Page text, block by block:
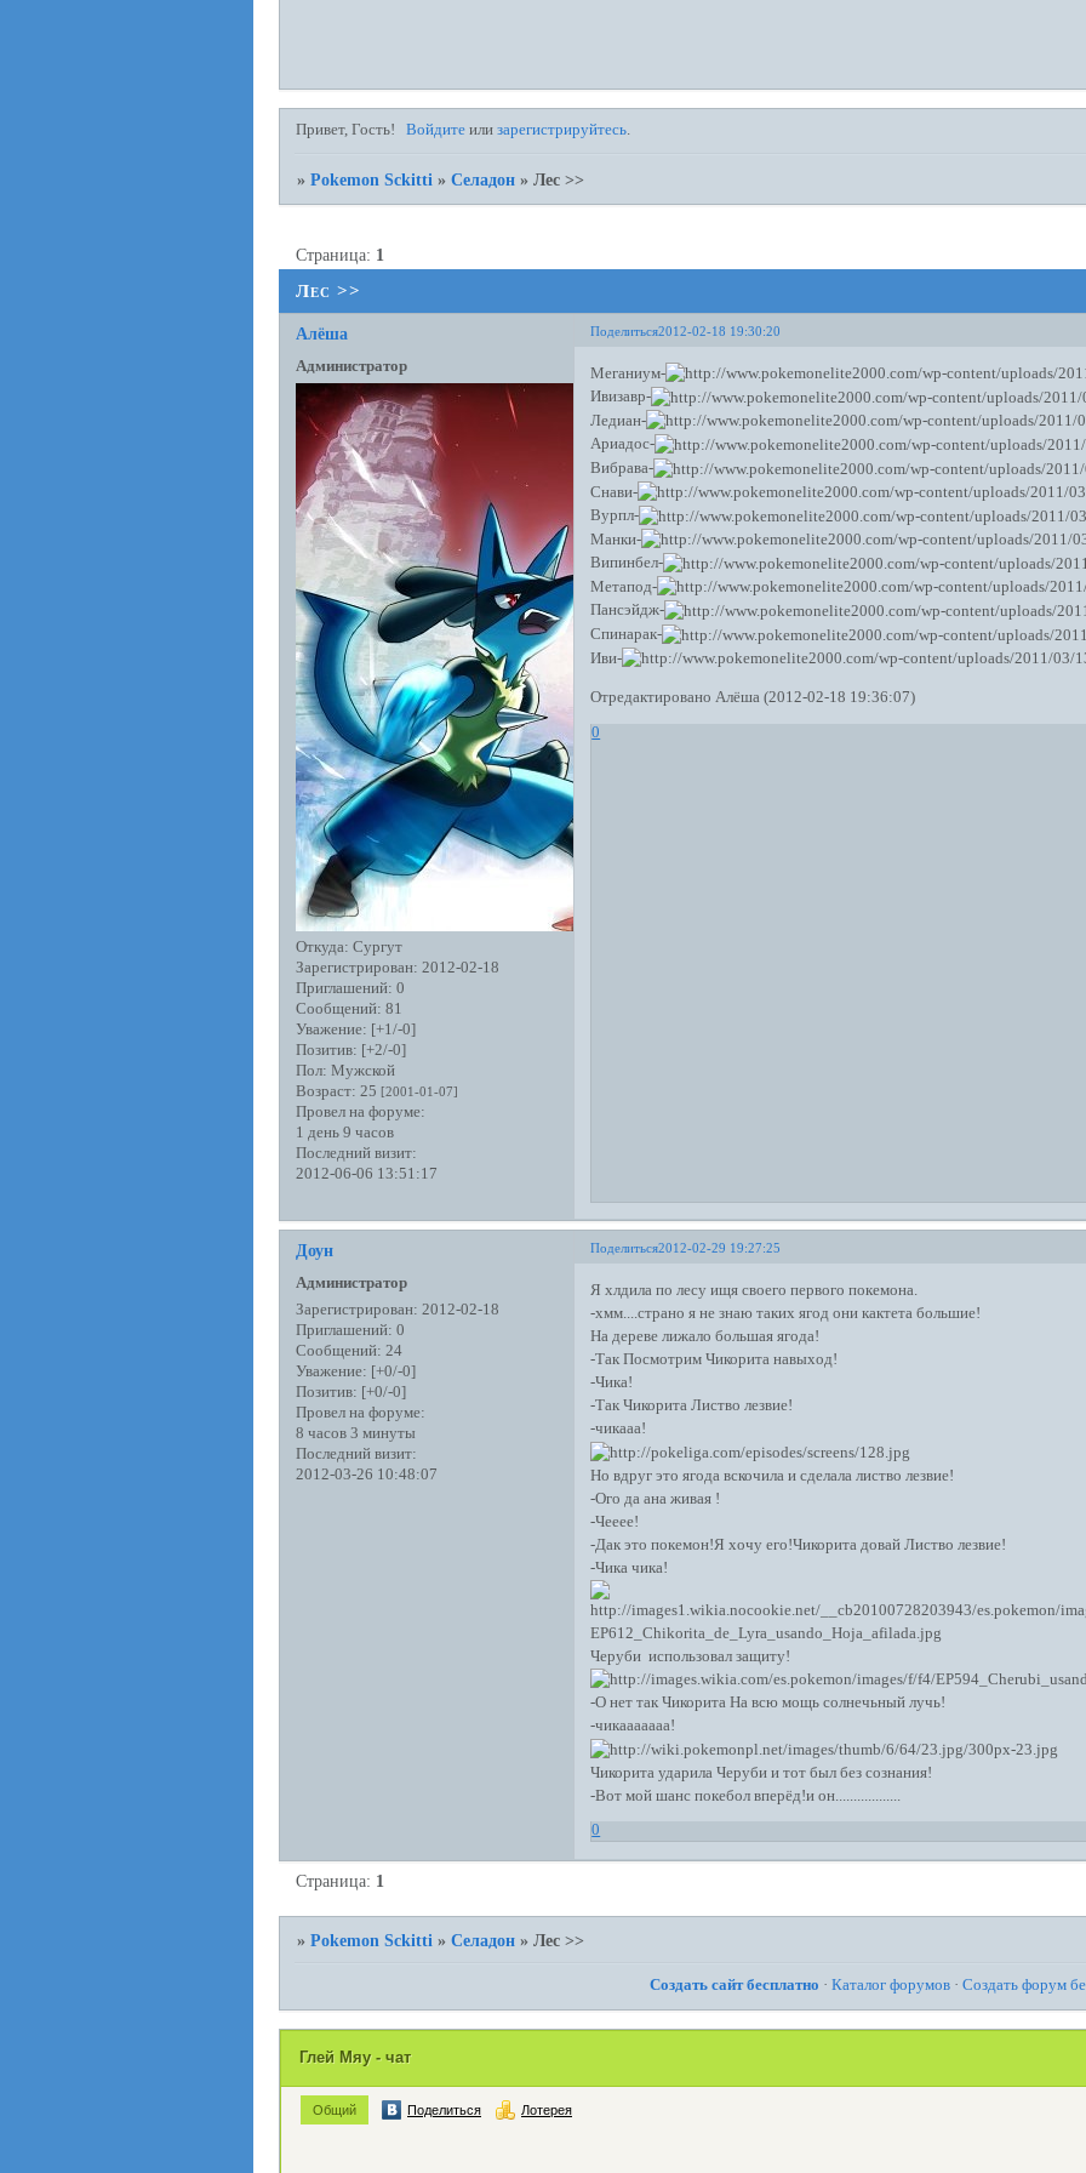
Привет, Гость! Войдите илизарегистрируйтесь.
»Pokemon Sckitti »Селадон »Лес >>
Лес >>
Страница: 1
Поделиться2012-02-18 19:30:20
Алёша
Администратор
Откуда: Сургут
Зарегистрирован: 2012-02-18
Приглашений: 0
Сообщений: 81
Уважение: [+1/-0]
Позитив: [+2/-0]
Пол: Мужской
Возраст: 25 [2001-01-07]
Провел на форуме:
1 день 9 часов
Последний визит:
2012-06-06 13:51:17
Меганиум-
Ивизавр-
Ледиан-
Ариадос-
Вибрава-
Снави-
Вурпл-
Манки-
Випинбел-
Метапод-
Пансэйдж-
Спинарак-
Иви-
Отредактировано Алёша (2012-02-18 19:36:07)
0
Поделиться2012-02-29 19:27:25
Доун
Администратор
Зарегистрирован: 2012-02-18
Приглашений: 0
Сообщений: 24
Уважение: [+0/-0]
Позитив: [+0/-0]
Провел на форуме:
8 часов 3 минуты
Последний визит:
2012-03-26 10:48:07
Я хлдила по лесу ищя своего первого покемона.
-хмм....страно я не знаю таких ягод они кактета большие!
На дереве лижало большая ягода!
-Так Посмотрим Чикорита навыход!
-Чика!
-Так Чикорита Листво лезвие!
-чикааа!
Но вдруг это ягода вскочила и сделала листво лезвие!
-Ого да ана живая !
-Чееее!
-Дак это покемон!Я хочу его!Чикорита довай Листво лезвие!
-Чика чика!
Черуби использовал защиту!
-О нет так Чикорита На всю мощь солнечьный лучь!
-чикааааааа!
Чикорита ударила Черуби и тот был без сознания!
-Вот мой шанс покебол вперёд!и он..................
0
Страница: 1
»Pokemon Sckitti »Селадон »Лес >>
Создать сайт бесплатно ·Каталог форумов ·Создать форум